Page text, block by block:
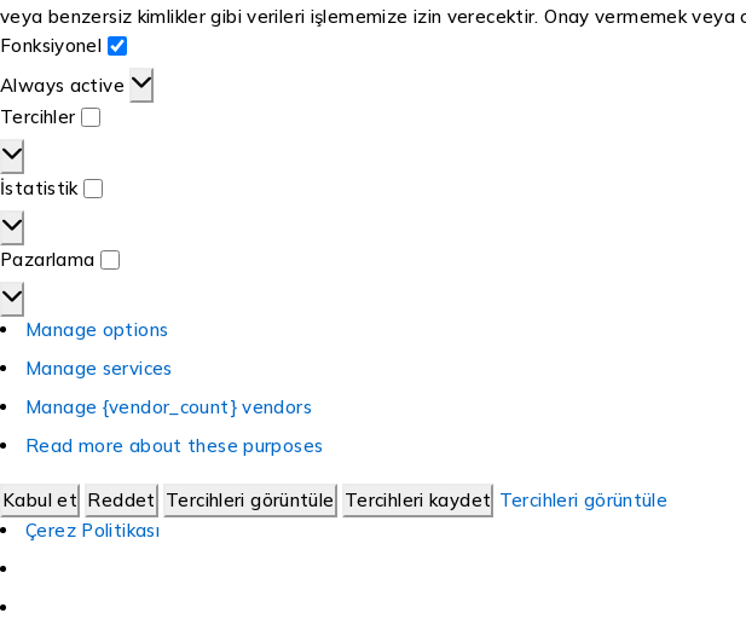
veya benzersiz kimlikler gibi verileri işlememize izin verecektir. Onay vermemek
Fonksiyonel
Always active
Tercihler
İstatistik
Pazarlama
Manage options
Manage services
Manage {vendor_count} vendors
Read more about these purposes
Kabul et Reddet Tercihleri görüntüle Tercihleri kaydet Tercihleri görüntüle
Çerez Politikası